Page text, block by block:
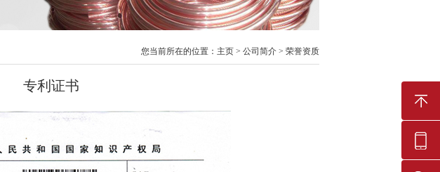
您当前所在的位置： 主页 > 公司简介 > 荣誉资质
专利证书